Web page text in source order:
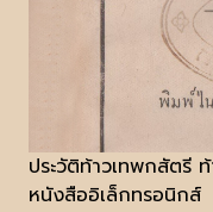
ประวัติท้าวเทพกสัตรี
หนังสืออิเล็กทรอนิกส์